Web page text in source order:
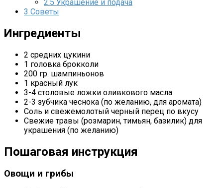
2.5 Украшение и подача
3 Советы
Ингредиенты
2 средних цукини
1 головка брокколи
200 гр. шампиньонов
1 красный лук
3-4 столовые ложки оливкового масла
2-3 зубчика чеснока (по желанию, для аромата)
Соль и свежемолотый черный перец по вкусу
Свежие травы (розмарин, тимьян, базилик) для
украшения (по желанию)
Пошаговая инструкция
Овощи и грибы